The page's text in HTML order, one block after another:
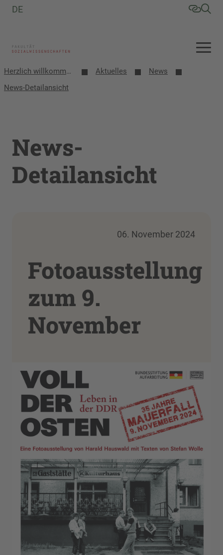
DE
Herzlich willkommen an der Fakultät Sozialwissenschaften Aktuelles
News
News-Detailansicht
News-
Detailansicht
06. November 2024
Fotoausstellung
zum 9.
November